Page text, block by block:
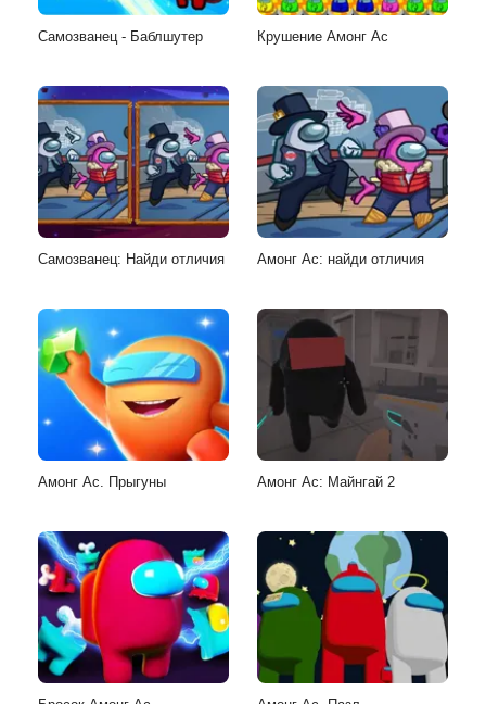
Самозванец - Баблшутер Крушение Амонг Ас
Самозванец: Найди отличия Амонг Ас: найди отличия
Амонг Ас. Прыгуны Амонг Ас: Майнгай 2